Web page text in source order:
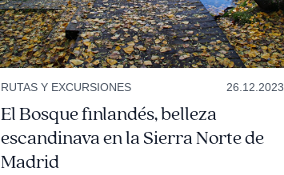
RUTAS Y EXCURSIONES 26.12.2023
El Bosque finlandés, belleza
escandinava en la Sierra Norte de
Madrid